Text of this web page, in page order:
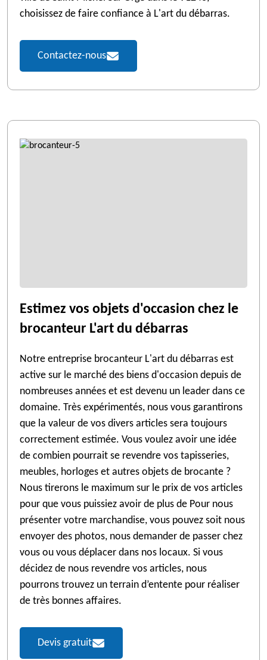
choisissez de faire confiance à L'art du débarras.
Contactez-nous
Estimez vos objets d'occasion chez le
brocanteur L'art du débarras
Notre entreprise brocanteur L'art du débarras est
active sur le marché des biens d'occasion depuis de
nombreuses années et est devenu un leader dans ce
domaine. Très expérimentés, nous vous garantirons
que la valeur de vos divers articles sera toujours
correctement estimée. Vous voulez avoir une idée
de combien pourrait se revendre vos tapisseries,
meubles, horloges et autres objets de brocante ?
Nous tirerons le maximum sur le prix de vos articles
pour que vous puissiez avoir de plus de Pour nous
présenter votre marchandise, vous pouvez soit nous
envoyer des photos, nous demander de passer chez
vous ou vous déplacer dans nos locaux. Si vous
décidez de nous revendre vos articles, nous
pourrons trouvez un terrain d’entente pour réaliser
de très bonnes affaires.
Devis gratuit